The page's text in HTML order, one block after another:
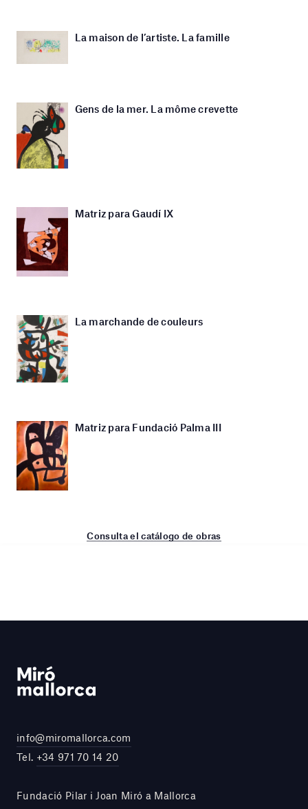
La maison de l’artiste. La famille
Gens de la mer. La môme crevette
Matriz para Gaudí IX
La marchande de couleurs
Matriz para Fundació Palma III
Consulta el catálogo de obras
info@miromallorca.com
Tel. +34 971 70 14 20
Fundació Pilar i Joan Miró a Mallorca